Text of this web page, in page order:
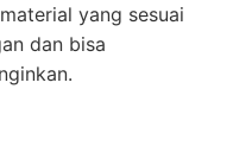
yang sesuai
dan bisa